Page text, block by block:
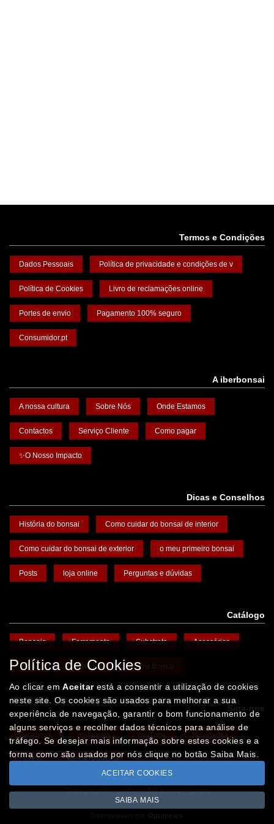
Termos e Condições
Dados Pessoais Política de privacidade e condições de v
Política de Cookies Livro de reclamações online
Portes de envio Pagamento 100% seguro
Consumidor.pt
A iberbonsai
A nossa cultura Sobre Nós Onde Estamos
Contactos Serviço Cliente Como pagar
✨O Nosso Impacto
Dicas e Conselhos
História do bonsai Como cuidar do bonsai de interior
Como cuidar do bonsai de exterior o meu primeiro bonsai
Posts loja online Perguntas e dúvidas
Catálogo
Bonsais Ferramenta Substrato Acessórios
Vasos Promoções Arame bonsai
Siga-nos
Facebook Instagram YouTube Novidades
Léxico Missão Floresta
Todos os valores incluem IVA à taxa em vigor
Copyright © IBERBONSAI.pt 2026
Política de Cookies
Ao clicar emAceitarestá a consentir a utilização de cookies
neste site. Os cookies são usados para melhorar a sua
experiência de navegação, garantir o bom funcionamento de
alguns serviços e recolher dados técnicos para análise de
tráfego. Se desejar mais informação sobre estes cookies e a
forma como são usados por nós clique no botão Saiba Mais.
ACEITAR COOKIES
SAIBA MAIS